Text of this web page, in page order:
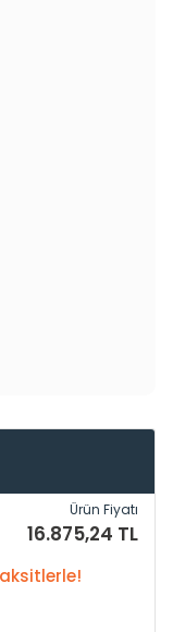
Ürün Fiyatı
16.875,24 TL